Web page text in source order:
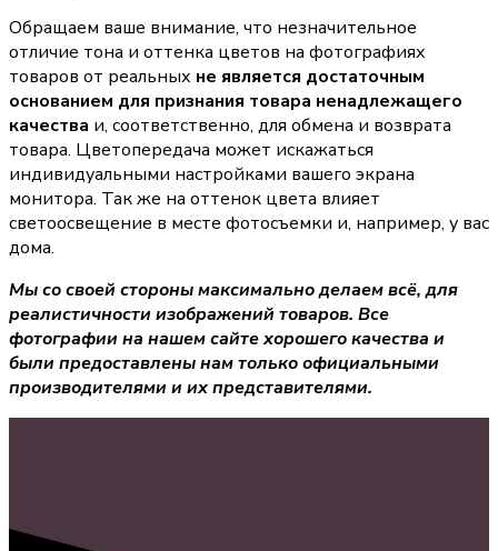
Обращаем ваше внимание, что незначительное
отличие тона и оттенка цветов на фотографиях
товаров от реальных не является достаточным
основанием для признания товара ненадлежащего
качества и, соответственно, для обмена и возврата
товара. Цветопередача может искажаться
индивидуальными настройками вашего экрана
монитора. Так же на оттенок цвета влияет
светоосвещение в месте фотосъемки и, например, у вас
дома.
Мы со своей стороны максимально делаем всё, для
реалистичности изображений товаров. Все
фотографии на нашем сайте хорошего качества и
были предоставлены нам только официальными
производителями и их представителями.